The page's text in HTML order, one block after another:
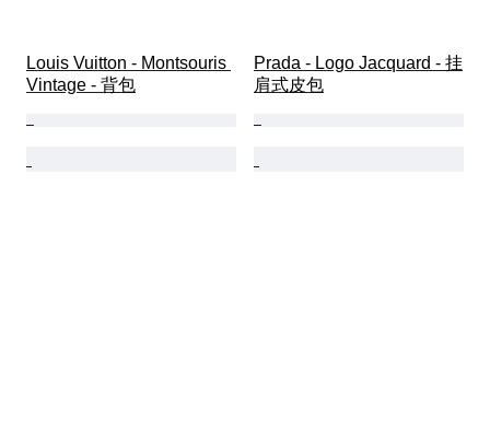
Louis Vuitton - Montsouris
Vintage - 背包
Prada - Logo Jacquard - 挂
肩式皮包